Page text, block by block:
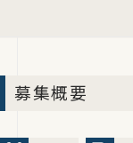
募集概要